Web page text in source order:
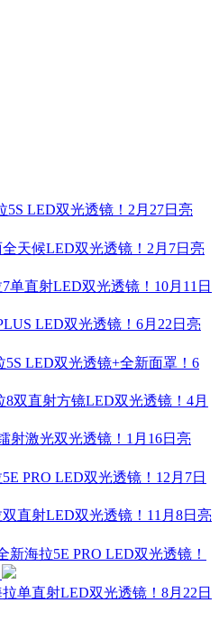
5S LED双光透镜！2月27日亮
天候LED双光透镜！2月7日亮
单直射LED双光透镜！10月11日
LED双光透镜！6月22日亮
LED双光透镜+全新面罩！6
双直射方镜LED双光透镜！4月
射激光双光透镜！1月16日亮
PRO LED双光透镜！12月7日
直射LED双光透镜！11月8日亮
新海拉5E PRO LED双光透镜！
单直射LED双光透镜！8月22日